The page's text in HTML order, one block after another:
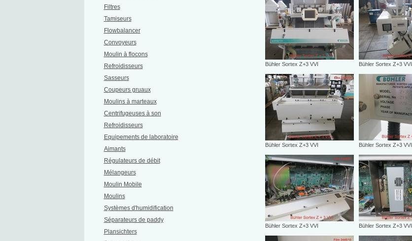
Filtres
Tamiseurs
Flowbalancer
Convoyeurs
Moulin à flocons
Refroidisseurs
Sasseurs
Coupeurs gruaux
Moulins à marteaux
Centrifugeuses à son
Refroidisseurs
Equipements de laboratoire
Aimants
Régulateurs de débit
Mélangeurs
Moulin Mobile
Moulins
Systèmes d'humidification
Séparateurs de paddy
Plansichters
Bühler Sortex Z+3 VVI Bühler Sortex Z+3 VVI
Bühler Sortex Z+3 VVI Bühler Sortex Z+3 VVI
Bühler Sortex Z+3 VVI Bühler Sortex Z+3 VVI